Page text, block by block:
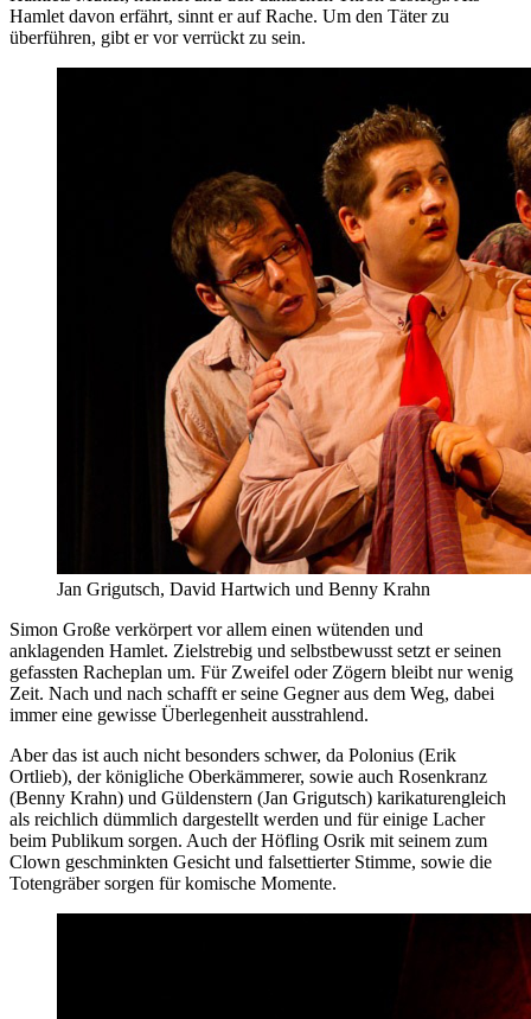
Hamlet davon erfährt, sinnt er auf Rache. Um den Täter zu
überführen, gibt er vor verrückt zu sein.
Jan Grigutsch, David Hartwich und Benny Krahn
Simon Große verkörpert vor allem einen wütenden und
anklagenden Hamlet. Zielstrebig und selbstbewusst setzt er seinen
gefassten Racheplan um. Für Zweifel oder Zögern bleibt nur wenig
Zeit. Nach und nach schafft er seine Gegner aus dem Weg, dabei
immer eine gewisse Überlegenheit ausstrahlend.
Aber das ist auch nicht besonders schwer, da Polonius (Erik
Ortlieb), der königliche Oberkämmerer, sowie auch Rosenkranz
(Benny Krahn) und Güldenstern (Jan Grigutsch) karikaturengleich
als reichlich dümmlich dargestellt werden und für einige Lacher
beim Publikum sorgen. Auch der Höfling Osrik mit seinem zum
Clown geschminkten Gesicht und falsettierter Stimme, sowie die
Totengräber sorgen für komische Momente.